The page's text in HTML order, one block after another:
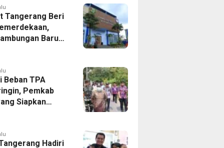
Tangerang Beri
Baru
Dipangkas
Beban TPA
Pemkab
Siapkan
di Tigaraksa
Hadiri